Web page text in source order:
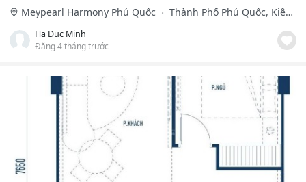
Meypearl Harmony Phú Quốc
Thành Phố Phú Quốc, Kiên
Ha Duc Minh
Đăng 4 tháng trước